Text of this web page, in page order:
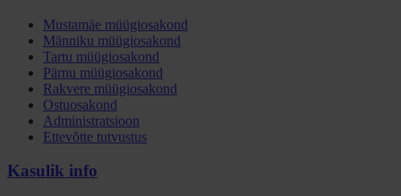
Mustamäe müügiosakond
Männiku müügiosakond
Tartu müügiosakond
Pärnu müügiosakond
Rakvere müügiosakond
Ostuosakond
Administratsioon
Ettevõtte tutvustus
Kasulik info